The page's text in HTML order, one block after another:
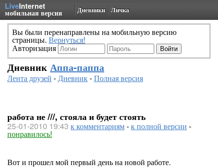
LiveInternet
мобильная версия Дневники Личка
Вы были перенаправлены на мобильную версию
страницы. Вернуться!
Авторизация
Дневник Аппа-паппа
Лента друзей -Дневник-Полная версия
работа не ///, стояла и будет стоять
25-01-2010 19:43 к комментариям-к полной версии -
понравилось!
Вот и прошел мой первый день на новой работе.